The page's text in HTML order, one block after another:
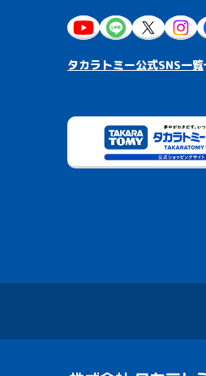
タカラトミー公式SNS一覧